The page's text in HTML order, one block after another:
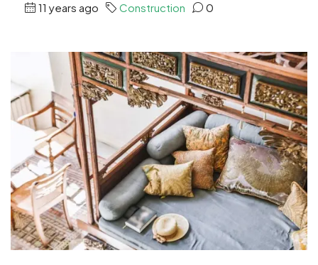
11 years ago Construction 0